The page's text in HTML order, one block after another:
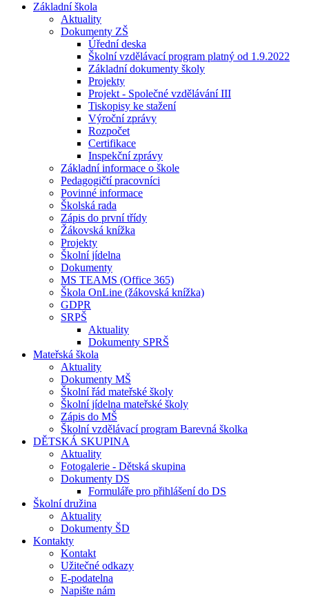
Základní škola
Aktuality
Dokumenty ZŠ
Úřední deska
Školní vzdělávací program platný od 1.9.2022
Základní dokumenty školy
Projekty
Projekt - Společné vzdělávání III
Tiskopisy ke stažení
Výroční zprávy
Rozpočet
Certifikace
Inspekční zprávy
Základní informace o škole
Pedagogičtí pracovníci
Povinné informace
Školská rada
Zápis do první třídy
Žákovská knížka
Projekty
Školní jídelna
Dokumenty
MS TEAMS (Office 365)
Škola OnLine (žákovská knížka)
GDPR
SRPŠ
Aktuality
Dokumenty SPRŠ
Mateřská škola
Aktuality
Dokumenty MŠ
Školní řád mateřské školy
Školní jídelna mateřské školy
Zápis do MŠ
Školní vzdělávací program Barevná školka
DĚTSKÁ SKUPINA
Aktuality
Fotogalerie - Dětská skupina
Dokumenty DS
Formuláře pro přihlášení do DS
Školní družina
Aktuality
Dokumenty ŠD
Kontakty
Kontakt
Užitečné odkazy
E-podatelna
Napište nám